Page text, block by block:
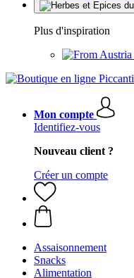
Plus d'inspiration
Mon compte
Identifiez-vous
Nouveau client ?
Créer un compte
Assaisonnement
Snacks
Alimentation